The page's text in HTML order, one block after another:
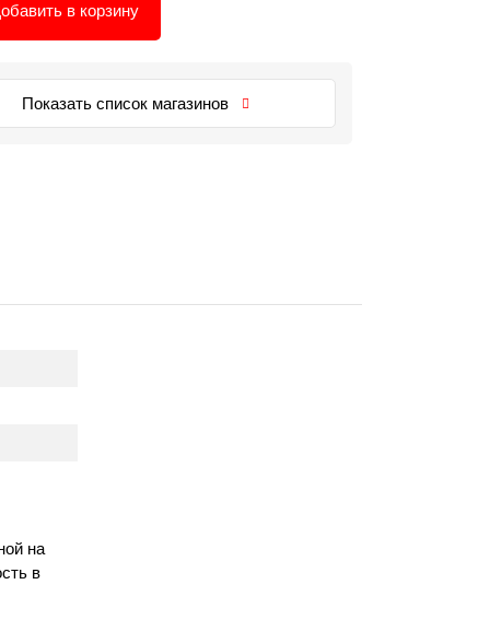
в корзину
Показать список магазинов
на
в